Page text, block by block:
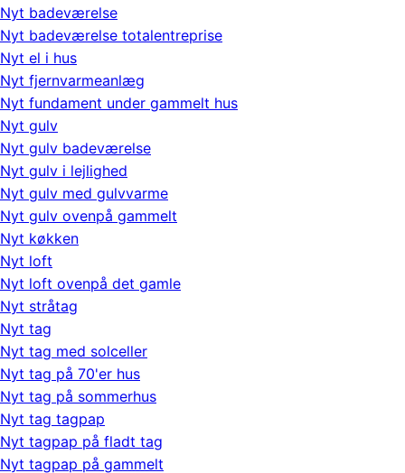
Nyt badeværelse
Nyt badeværelse totalentreprise
Nyt el i hus
Nyt fjernvarmeanlæg
Nyt fundament under gammelt hus
Nyt gulv
Nyt gulv badeværelse
Nyt gulv i lejlighed
Nyt gulv med gulvvarme
Nyt gulv ovenpå gammelt
Nyt køkken
Nyt loft
Nyt loft ovenpå det gamle
Nyt stråtag
Nyt tag
Nyt tag med solceller
Nyt tag på 70'er hus
Nyt tag på sommerhus
Nyt tag tagpap
Nyt tagpap på fladt tag
Nyt tagpap på gammelt